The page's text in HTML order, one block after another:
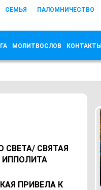
СЕМЬЯ ПАЛОМНИЧЕСТВО
МОЛИТВОСЛОВ КОНТАКТЫ
СВЕТА/ СВЯТАЯ
ПРИВЕЛА К